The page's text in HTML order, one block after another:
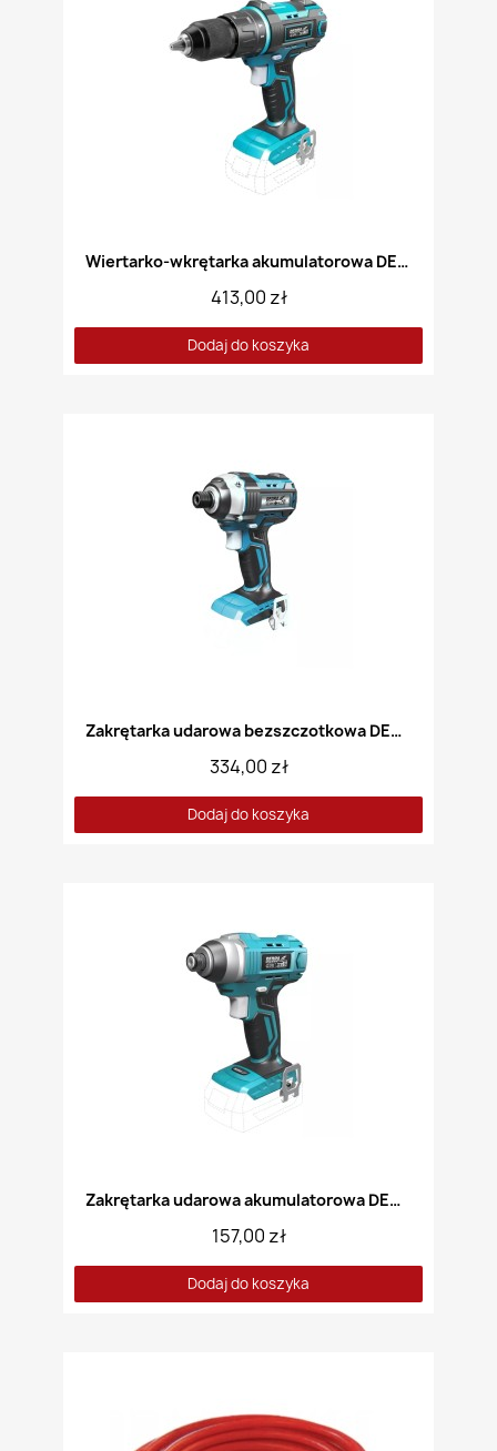
Wiertarko-wkrętarka akumulatorowa DEDRA DE7142
413,00 zł
Dodaj do koszyka
Zakrętarka udarowa bezszczotkowa DEDRA DED7145
334,00 zł
Dodaj do koszyka
Zakrętarka udarowa akumulatorowa DEDRA DED7045
157,00 zł
Dodaj do koszyka